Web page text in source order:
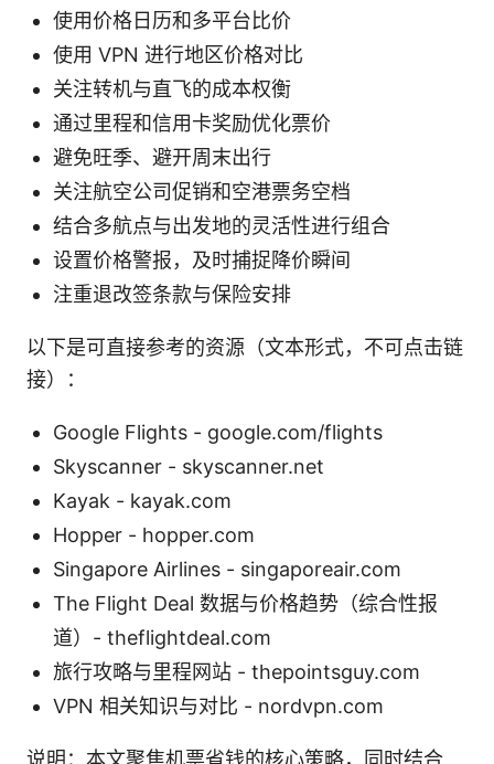
使用价格日历和多平台比价
使用 VPN 进行地区价格对比
关注转机与直飞的成本权衡
通过里程和信用卡奖励优化票价
避免旺季、避开周末出行
关注航空公司促销和空港票务空档
结合多航点与出发地的灵活性进行组合
设置价格警报，及时捕捉降价瞬间
注重退改签条款与保险安排
以下是可直接参考的资源（文本形式，不可点击链
接）：
Google Flights - google.com/flights
Skyscanner - skyscanner.net
Kayak - kayak.com
Hopper - hopper.com
Singapore Airlines - singaporeair.com
The Flight Deal 数据与价格趋势（综合性报
道）- theflightdeal.com
旅行攻略与里程网站 - thepointsguy.com
VPN 相关知识与对比 - nordvpn.com